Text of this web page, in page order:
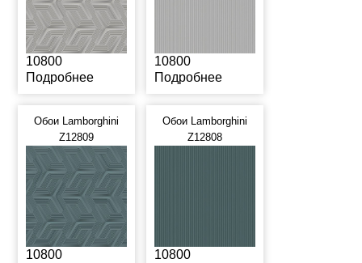
10800
Подробнее
10800
Подробнее
Обои Lamborghini
Z12809
10800
Обои Lamborghini
Z12808
10800